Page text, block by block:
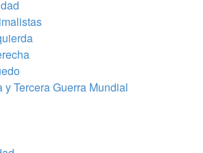
Tercera Guerra Mundial